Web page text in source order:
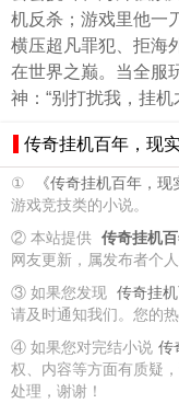
机反杀；游戏里他一
横压超凡罪犯、拒海
在世界之巅。当全服
神：“别打扰我，挂机
传奇挂机百年，现
① 《传奇挂机百年，现
游戏竞技类的小说。
② 本站提供 传奇挂机
网友更新，属发布者个
③ 如果您发现 传奇挂
请及时通知我们。您的
④ 如果您对完结小说 传
权、内容等方面有质疑
处理，谢谢！